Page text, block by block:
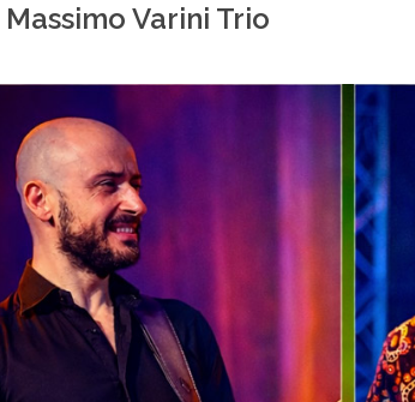
Massimo Varini Trio